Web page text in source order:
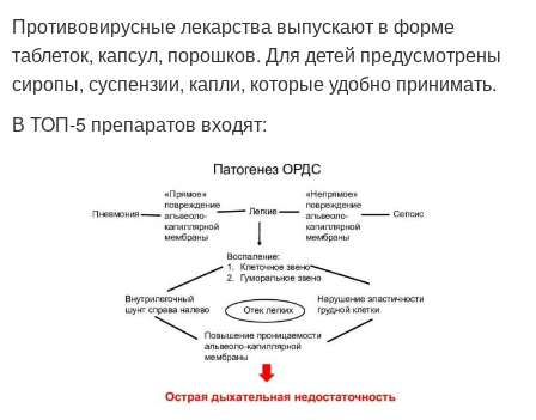
Противовирусные лекарства выпускают в форме
таблеток, капсул, порошков. Для детей предусмотрены
сиропы, суспензии, капли, которые удобно принимать.
В ТОП-5 препаратов входят: